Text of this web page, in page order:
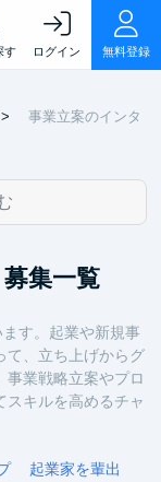
す ログイン 無料登録
事業立案のインタ
集一覧
す。起業や新規事
て、立ち上げからグ
事業戦略立案やプロ
スキルを高めるチャ
起業家を輩出